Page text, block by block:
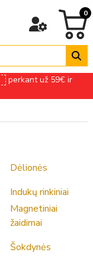
0
perkant už 59€ ir
Dėlionės
Indukų rinkiniai
Magnetiniai
žaidimai
Šokdynės